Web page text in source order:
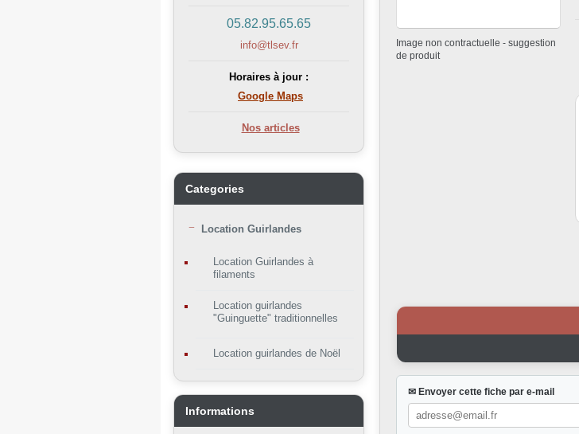
05.82.95.65.65
info@tlsev.fr
Horaires à jour :
Google Maps
Nos articles
Categories
Location Guirlandes
Location Guirlandes à
filaments
Location guirlandes
"Guinguette" traditionnelles
Location guirlandes de Noël
Informations
Image non contractuelle - suggestion
de produit
✉ Envoyer cette fiche par e-mail